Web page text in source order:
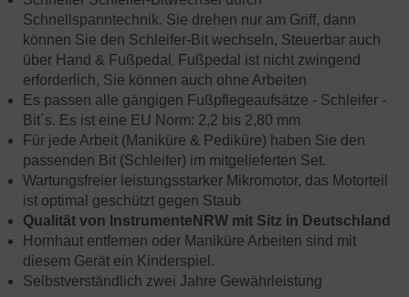
Schnellspanntechnik. Sie drehen nur am Griff, dann
können Sie den Schleifer-Bit wechseln, Steuerbar auch
über Hand & Fußpedal , Fußpedal ist nicht zwingend
erforderlich, Sie können auch ohne Arbeiten
Es passen alle gängigen Fußpflegeaufsätze - Schleifer -
Bit´s. Es ist eine EU Norm: 2,2 bis 2,80 mm
Für jede Arbeit (Maniküre & Pediküre) haben Sie den
passenden Bit (Schleifer) im mitgelieferten Set.
Wartungsfreier leistungsstarker Mikromotor, das Motorteil
ist optimal geschützt gegen Staub
Qualität von InstrumenteNRW mit Sitz in Deutschland
Hornhaut entfernen oder Maniküre Arbeiten sind mit
diesem Gerät ein Kinderspiel.
Selbstverständlich zwei Jahre Gewährleistung